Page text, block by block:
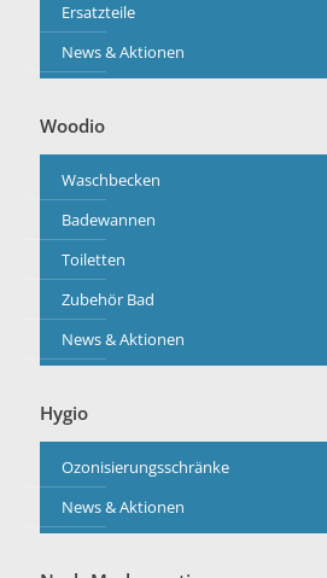
Ersatzteile
News & Aktionen
Woodio
Waschbecken
Badewannen
Toiletten
Zubehör Bad
News & Aktionen
Hygio
Ozonisierungsschränke
News & Aktionen